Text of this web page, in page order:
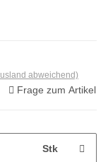
abweichend)
Frage zum Artikel
Stk